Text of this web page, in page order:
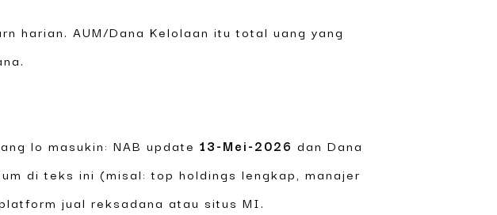
harian. AUM/Dana Kelolaan itu total uang yang
lo masukin: NAB update13-Mei-2026 dan Dana
di teks ini (misal: top holdings lengkap, manajer
jual reksadana atau situs MI.